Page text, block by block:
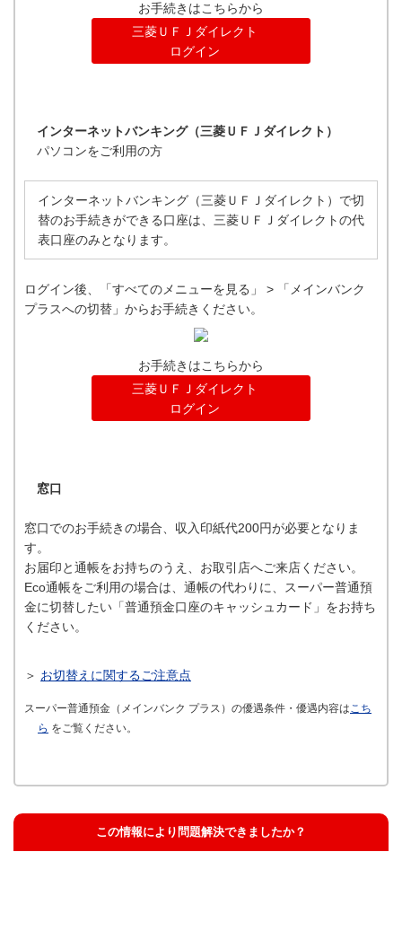
お手続きはこちらから
三菱ＵＦＪダイレクト
ログイン
インターネットバンキング（三菱ＵＦＪダイレクト）
パソコンをご利用の方
インターネットバンキング（三菱ＵＦＪダイレクト）で切
替のお手続きができる口座は、三菱ＵＦＪダイレクトの代
表口座のみとなります。
ログイン後、「すべてのメニューを見る」 > 「メインバンク
プラスへの切替」からお手続きください。
お手続きはこちらから
三菱ＵＦＪダイレクト
ログイン
窓口
窓口でのお手続きの場合、収入印紙代200円が必要となりま
す。
お届印と通帳をお持ちのうえ、お取引店へご来店ください。
Eco通帳をご利用の場合は、通帳の代わりに、スーパー普通預
金に切替したい「普通預金口座のキャッシュカード」をお持ち
ください。
＞ お切替えに関するご注意点
スーパー普通預金（メインバンク プラス）の優遇条件・優遇内容は こち
ら をご覧ください。
この情報により問題解決できましたか？